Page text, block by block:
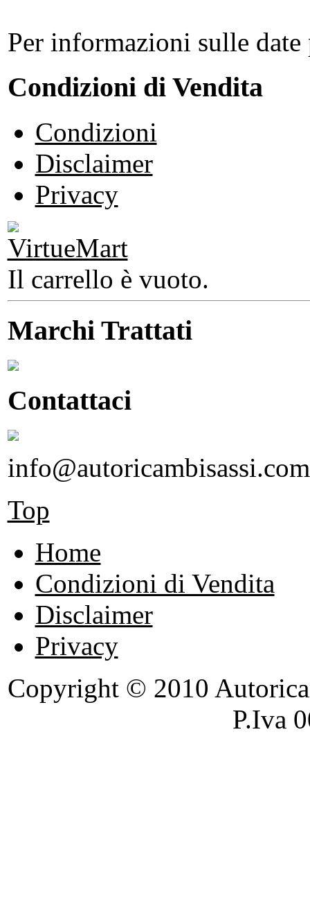
Per informazioni sulle
Condizioni di Vendita
Condizioni
Disclaimer
Privacy
Il carrello è vuoto.
Marchi Trattati
Contattaci
info@autoricambisassi.com
Top
Home
Condizioni di Vendita
Disclaimer
Privacy
Copyright © 2010
P.Iva